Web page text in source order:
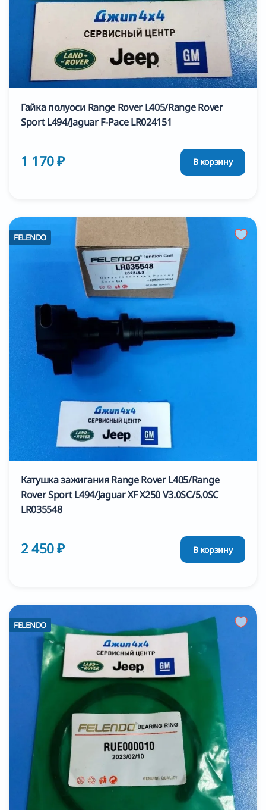
Гайка полуоси Range Rover L405/Range Rover
Sport L494/Jaguar F-Pace LR024151
1 170 ₽ В корзину
FELENDO
Катушка зажигания Range Rover L405/Range
Rover Sport L494/Jaguar XF X250 V3.0SC/5.0SC
LR035548
2 450 ₽ В корзину
FELENDO